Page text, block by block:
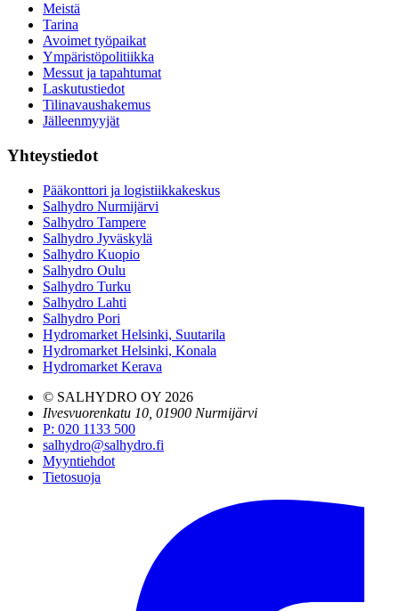
Meistä
Tarina
Avoimet työpaikat
Ympäristöpolitiikka
Messut ja tapahtumat
Laskutustiedot
Tilinavaushakemus
Jälleenmyyjät
Yhteystiedot
Pääkonttori ja logistiikkakeskus
Salhydro Nurmijärvi
Salhydro Tampere
Salhydro Jyväskylä
Salhydro Kuopio
Salhydro Oulu
Salhydro Turku
Salhydro Lahti
Salhydro Pori
Hydromarket Helsinki, Suutarila
Hydromarket Helsinki, Konala
Hydromarket Kerava
© SALHYDRO OY 2026
Ilvesvuorenkatu 10, 01900 Nurmijärvi
P: 020 1133 500
salhydro@salhydro.fi
Myyntiehdot
Tietosuoja